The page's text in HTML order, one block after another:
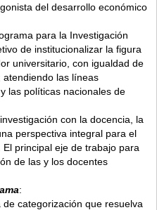
del desarrollo económico
para la Investigación
de institucionalizar la figura
universitario, con igualdad de
las líneas
las políticas nacionales de
con la docencia, la
perspectiva integral para el
principal eje de trabajo para
de las y los docentes
:
categorización que resuelva